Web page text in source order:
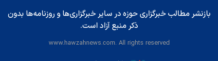
بازنشر مطالب خبرگزاری حوزه در سایر خبرگزاری‌ها و روزنامه‌ها بدون
ذکر منبع آزاد است.
www.hawzahnews.com. All rights reserved